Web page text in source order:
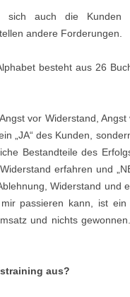
sich auch die Kunden
andere Forderungen.
besteht aus 26
vor Widerstand,
„JA“ des Kunden,
Bestandteile des
erfahren und
Widerstand und
passieren kann, ist
und nichts
aus?